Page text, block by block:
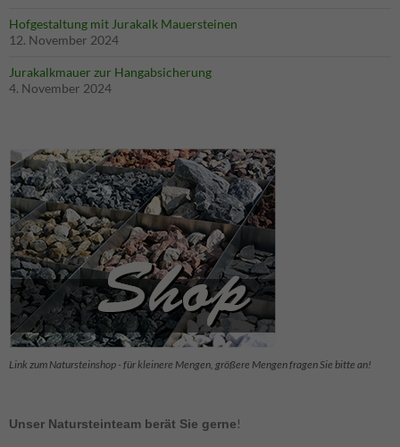
Hofgestaltung mit Jurakalk Mauersteinen
12. November 2024
Jurakalkmauer zur Hangabsicherung
4. November 2024
Link zum Natursteinshop - für kleinere Mengen, größere Mengen fragen Sie bitte an!
Unser Natursteinteam berät Sie gerne!
Notwendig
Statistik
Diese
Cookies
helfen der
Funktionaliät
und Struktur
der Seite,
indem sie
schauen, wie
die Seite
genutzt wird.
- werden